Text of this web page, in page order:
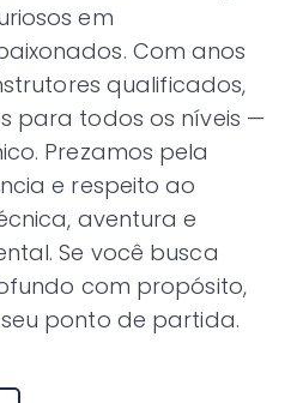
em
Com anos
qualificados,
para todos os níveis —
Prezamos pela
e respeito ao
aventura e
Se você busca
com propósito,
ponto de partida.